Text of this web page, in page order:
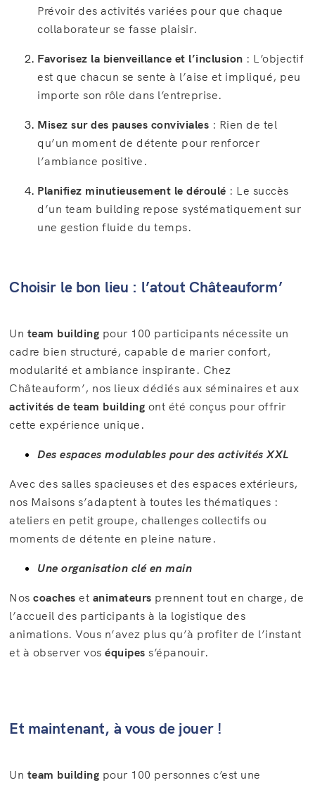
Prévoir des activités variées pour que chaque
collaborateur se fasse plaisir.
Favorisez la bienveillance et l’inclusion : L’objectif
est que chacun se sente à l’aise et impliqué, peu
importe son rôle dans l’entreprise.
Misez sur des pauses conviviales : Rien de tel
qu’un moment de détente pour renforcer
l’ambiance positive.
Planifiez minutieusement le déroulé : Le succès
d’un team building repose systématiquement sur
une gestion fluide du temps.
Choisir le bon lieu : l’atout Châteauform’
Un team building pour 100 participants nécessite un
cadre bien structuré, capable de marier confort,
modularité et ambiance inspirante. Chez
Châteauform’, nos lieux dédiés aux séminaires et aux
activités de team building ont été conçus pour offrir
cette expérience unique.
Des espaces modulables pour des activités XXL
Avec des salles spacieuses et des espaces extérieurs,
nos Maisons s’adaptent à toutes les thématiques :
ateliers en petit groupe, challenges collectifs ou
moments de détente en pleine nature.
Une organisation clé en main
Noscoaches et animateurs prennent tout en charge, de
l’accueil des participants à la logistique des
animations. Vous n’avez plus qu’à profiter de l’instant
et à observer voséquipes s’épanouir.
Et maintenant, à vous de jouer !
Un team building pour 100 personnes c’est une